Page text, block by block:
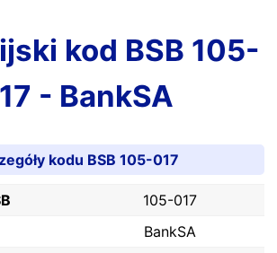
kod BSB 105-
- BankSA
kodu BSB 105-017
105-017
BankSA